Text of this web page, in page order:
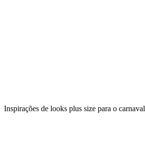
Inspirações de looks plus size para o carnaval